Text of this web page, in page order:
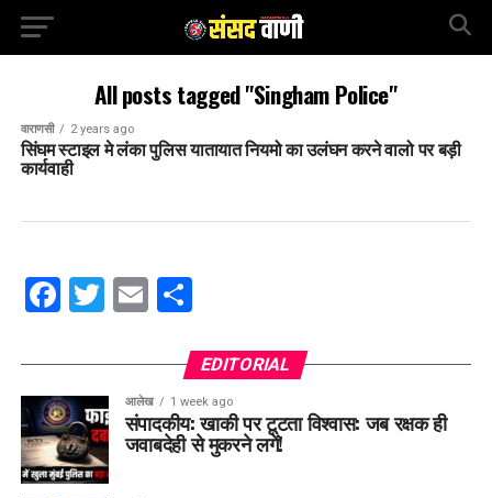
All posts tagged "Singham Police"
वाराणसी 2 years ago
सिंघम स्टाइल मे लंका पुलिस यातायात नियमो का उलंघन करने वालो पर बड़ी
कार्यवाही
Facebook
Twitter
EmailShare
EDITORIAL
आलेख 1 week ago
संपादकीय: खाकी पर टूटता विश्वास: जब रक्षक ही
जवाबदेही से मुकरने लगें!